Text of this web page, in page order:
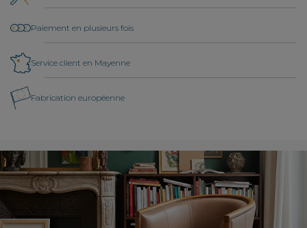
Paiement en plusieurs fois
Service client en Mayenne
Fabrication européenne